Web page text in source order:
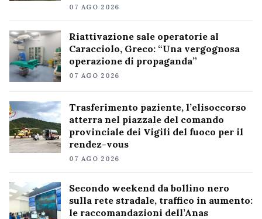
07 AGO 2026
Riattivazione sale operatorie al
Caracciolo, Greco: “Una vergognosa
operazione di propaganda”
07 AGO 2026
Trasferimento paziente, l’elisoccorso
atterra nel piazzale del comando
provinciale dei Vigili del fuoco per il
rendez-vous
07 AGO 2026
Secondo weekend da bollino nero
sulla rete stradale, traffico in aumento:
le raccomandazioni dell’Anas